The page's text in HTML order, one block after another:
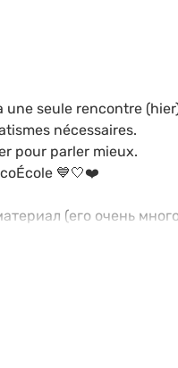
une seule rencontre
nécessaires.
pour parler mieux.
💙🤍❤️
(его очень
мои мысли на
и лучше
путешествие с